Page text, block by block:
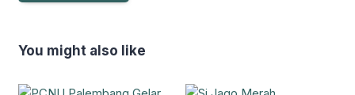
You might also like